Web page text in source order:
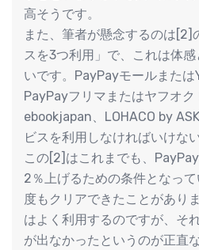
高そうです。
また、筆者が懸念するのは[2]
スを3つ利用」で、これは体
いです。PayPayモールまたは
PayPayフリマまたはヤフオク
ebookjapan、LOHACO by
ビスを利用しなければいけな
この[2]はこれまでも、
2％上げるための条件となっ
度もクリアできたことがあり
はよく利用するのですが、そ
が出なかったというのが正直